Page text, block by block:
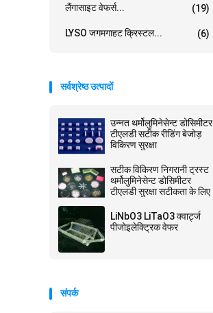
लैंगासाइट वेफर्स... (19)
LYSO जगमगाहट क्रिस्टल... (6)
सर्वश्रेष्ठ उत्पादों
उन्नत थर्मोलुमिनेसेन्ट डोसिमीटर
टीएलडी सटीक रीडिंग बेजोड़
विकिरण सुरक्षा
सटीक विकिरण निगरानी ट्रस्ट
थर्मोलुमिनेसेन्ट डोसिमीटर
टीएलडी सुरक्षा सटीकता के लिए
LiNbO3 LiTaO3 क्वार्ट्ज
पीजोइलेक्ट्रिक वेफर
संपर्क